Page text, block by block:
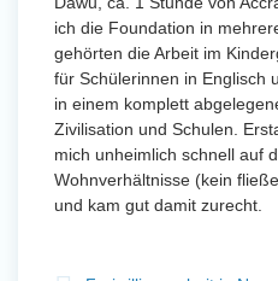
ich die Foundation in
gehörten die Arbeit im
für Schülerinnen in Englisch
in einem komplett
Zivilisation und Schulen.
mich unheimlich schnell auf
Wohnverhältnisse (kein
und kam gut damit zurecht.